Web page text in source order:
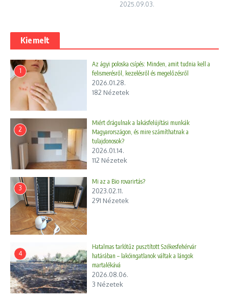
2025.09.03.
Kiemelt
1
Az ágyi poloska csípés: Minden, amit tudnia kell a
felismerésről, kezelésről és megelőzésről
2026.01.28.
182 Nézetek
2
Miért drágulnak a lakásfelújítási munkák
Magyarországon, és mire számíthatnak a
tulajdonosok?
2026.01.14.
112 Nézetek
3
Mi az a Bio rovarirtás?
2023.02.11.
291 Nézetek
4
Hatalmas tarlótűz pusztított Székesfehérvár
határában – lakóingatlanok váltak a lángok
martalékává
2026.08.06.
3 Nézetek